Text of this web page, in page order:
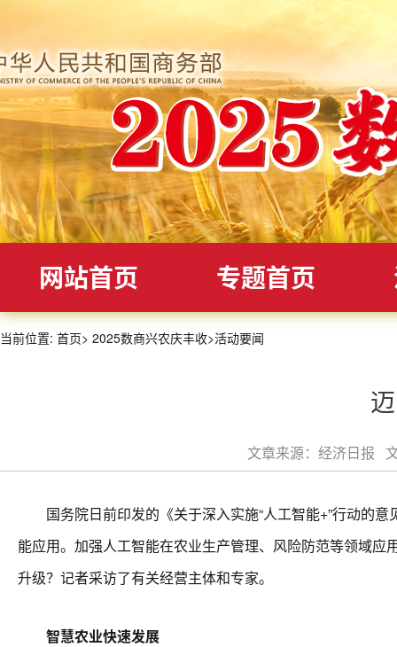
网站首页 专题首页
当前位置: 首页> 2025数商兴农庆丰收>活动要闻
文章来源：经济日报
国务院日前印发的《关于深入实施“人工智能+”行动的意
能应用。加强人工智能在农业生产管理、风险防范等领域
升级？记者采访了有关经营主体和专家。
智慧农业快速发展